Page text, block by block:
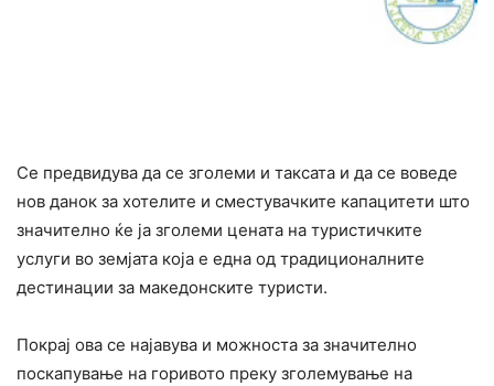
Се предвидува да се зголеми и таксата и да се воведе
нов данок за хотелите и сместувачките капацитети што
значително ќе ја зголеми цената на туристичките
услуги во земјата која е една од традиционалните
дестинации за македонските туристи.
Покрај ова се најавува и можноста за значително
поскапување на горивото преку зголемување на